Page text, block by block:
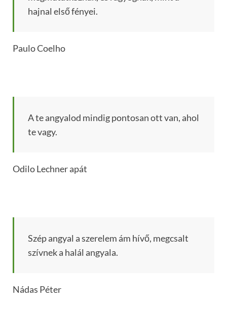
hajnal első fényei.
Paulo Coelho
A te angyalod mindig pontosan ott van, ahol
te vagy.
Odilo Lechner apát
Szép angyal a szerelem ám hívő, megcsalt
szívnek a halál angyala.
Nádas Péter